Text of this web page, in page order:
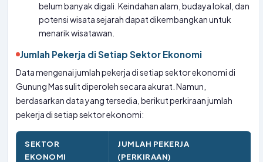
belum banyak digali. Keindahan alam, budaya lokal, dan
potensi wisata sejarah dapat dikembangkan untuk
menarik wisatawan.
Jumlah Pekerja di Setiap Sektor Ekonomi
Data mengenai jumlah pekerja di setiap sektor ekonomi di
Gunung Mas sulit diperoleh secara akurat. Namun,
berdasarkan data yang tersedia, berikut perkiraan jumlah
pekerja di setiap sektor ekonomi:
SEKTOR
EKONOMI
JUMLAH PEKERJA
(PERKIRAAN)